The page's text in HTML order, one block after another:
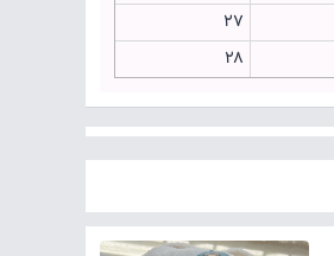
۲۷
۲۸